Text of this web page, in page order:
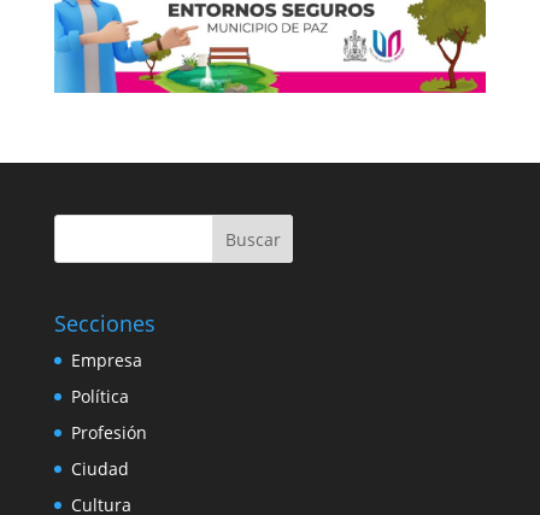
Buscar
Secciones
Empresa
Política
Profesión
Ciudad
Cultura